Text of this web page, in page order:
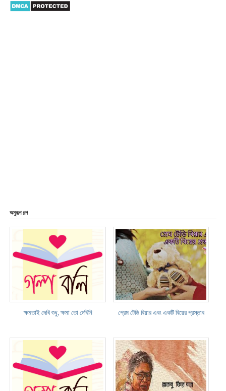
অনুরূপ গল্প
ক্ষমতাই দেখি শুধু, ক্ষমা তো দেখিনি প্রেম টেডি বিয়ার এবং একটি বিয়ের প্রস্তাব